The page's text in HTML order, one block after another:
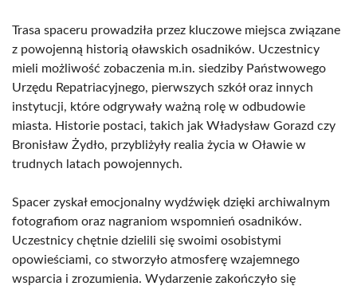
Trasa spaceru prowadziła przez kluczowe miejsca związane
z powojenną historią oławskich osadników. Uczestnicy
mieli możliwość zobaczenia m.in. siedziby Państwowego
Urzędu Repatriacyjnego, pierwszych szkół oraz innych
instytucji, które odgrywały ważną rolę w odbudowie
miasta. Historie postaci, takich jak Władysław Gorazd czy
Bronisław Żydło, przybliżyły realia życia w Oławie w
trudnych latach powojennych.
Spacer zyskał emocjonalny wydźwięk dzięki archiwalnym
fotografiom oraz nagraniom wspomnień osadników.
Uczestnicy chętnie dzielili się swoimi osobistymi
opowieściami, co stworzyło atmosferę wzajemnego
wsparcia i zrozumienia. Wydarzenie zakończyło się